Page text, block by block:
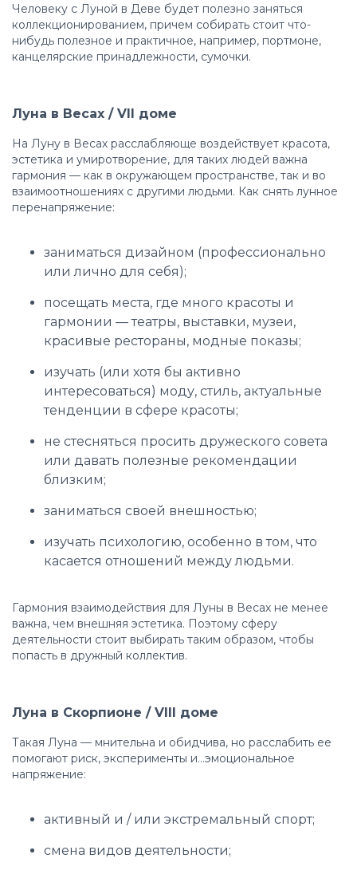
Человеку с Луной в Деве будет полезно заняться
коллекционированием, причем собирать стоит что-
нибудь полезное и практичное, например, портмоне,
канцелярские принадлежности, сумочки.
Луна в Весах / VII доме
На Луну в Весах расслабляюще воздействует красота,
эстетика и умиротворение, для таких людей важна
гармония — как в окружающем пространстве, так и во
взаимоотношениях с другими людьми. Как снять лунное
перенапряжение:
заниматься дизайном (профессионально
или лично для себя);
посещать места, где много красоты и
гармонии — театры, выставки, музеи,
красивые рестораны, модные показы;
изучать (или хотя бы активно
интересоваться) моду, стиль, актуальные
тенденции в сфере красоты;
не стесняться просить дружеского совета
или давать полезные рекомендации
близким;
заниматься своей внешностью;
изучать психологию, особенно в том, что
касается отношений между людьми.
Гармония взаимодействия для Луны в Весах не менее
важна, чем внешняя эстетика. Поэтому сферу
деятельности стоит выбирать таким образом, чтобы
попасть в дружный коллектив.
Луна в Скорпионе / VIII доме
Такая Луна — мнительна и обидчива, но расслабить ее
помогают риск, эксперименты и…эмоциональное
напряжение:
активный и / или экстремальный спорт;
смена видов деятельности;